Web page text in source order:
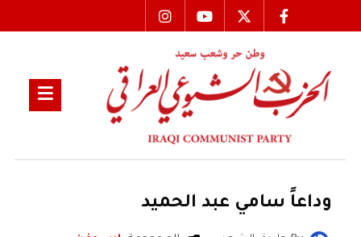
وداعاً سامي عبد الحميد